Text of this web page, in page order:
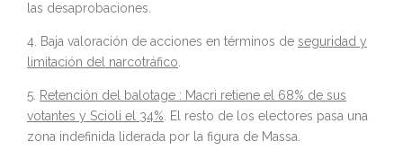
las desaprobaciones.
4. Baja valoración de acciones en términos de seguridad y
limitación del narcotráfico.
5. Retención del balotage : Macri retiene el 68% de sus
votantes y Scioli el 34%. El resto de los electores pasa una
zona indefinida liderada por la figura de Massa.